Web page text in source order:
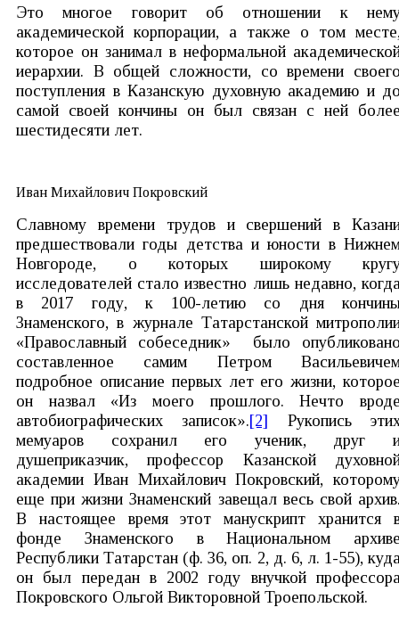
Это многое говорит об отношении к
академической корпорации, а также о том
которое он занимал в неформальной
иерархии. В общей сложности, со времени
поступления в Казанскую духовную академию и
самой своей кончины он был связан с ней
шестидесяти лет.
Иван Михайлович Покровский
Славному времени трудов и свершений в
предшествовали годы детства и юности в
Новгороде, о которых широкому
исследователей стало известно лишь недавно,
в 2017 году, к 100-летию со дня
Знаменского, в журнале Татарстанской
«Православный собеседник» было
составленное самим Петром
подробное описание первых лет его жизни,
он назвал «Из моего прошлого. Нечто
автобиографических записок».[2] Рукопись
мемуаров сохранил его ученик, друг
душеприказчик, профессор Казанской
академии Иван Михайлович Покровский,
еще при жизни Знаменский завещал весь свой
В настоящее время этот манускрипт хранится
фонде Знаменского в Национальном
Республики Татарстан (ф. 36, оп. 2, д. 6, л. 1-55),
он был передан в 2002 году внучкой
Покровского Ольгой Викторовной Троепольской.